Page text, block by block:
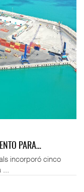
PARA…
incorporó cinco